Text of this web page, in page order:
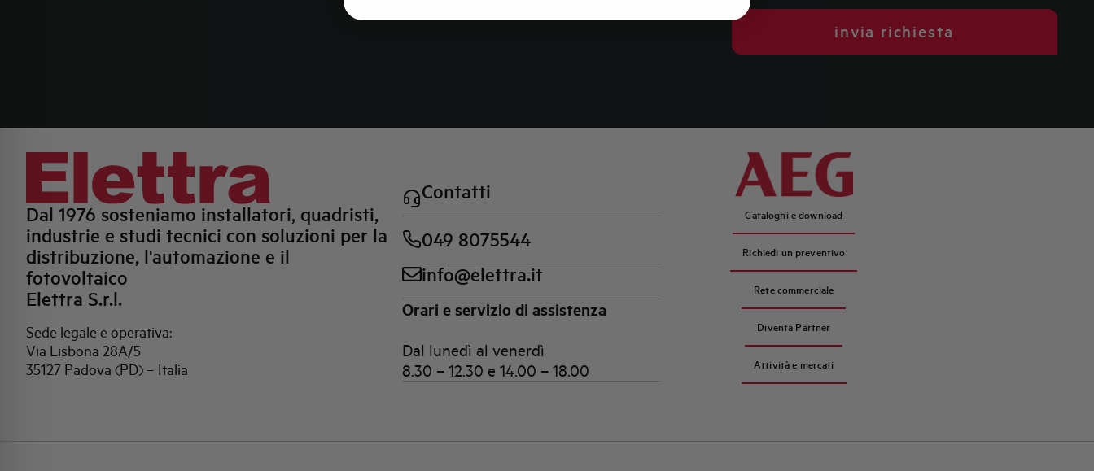
invia richiesta
Dal 1976 sosteniamo installatori, quadristi,
industrie e studi tecnici con soluzioni per la
distribuzione, l'automazione e il
fotovoltaico
Elettra S.r.l.
Sede legale e operativa:
Via Lisbona 28A/5
35127 Padova (PD) – Italia
Contatti
049 8075544
info@elettra.it
Orari e servizio di assistenza
Dal lunedì al venerdì
8.30 – 12.30 e 14.00 – 18.00
Cataloghi e download
Richiedi un preventivo
Rete commerciale
Diventa Partner
Attività e mercati